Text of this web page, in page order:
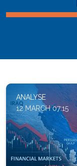
ANALYSE
12 MARCH 07:15